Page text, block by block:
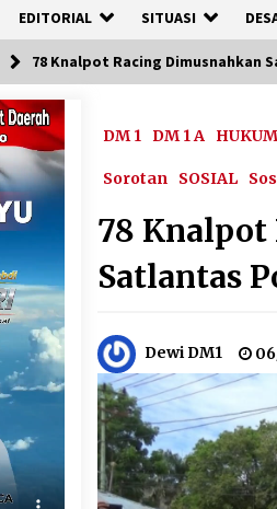
EDITORIAL SITUASI
78 Knalpot Racing
DM 1 DM 1 A
Sorotan SOSIAL
78 Knalpot
Satlantas
Dewi DM1